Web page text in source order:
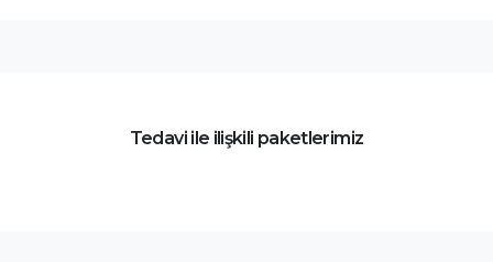
Tedavi ile ilişkili paketlerimiz